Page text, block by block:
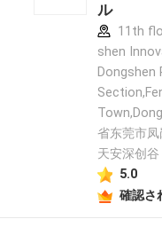
ル
11th
shen
Dongshen
省东莞市
天安深创
5.0
確認さ